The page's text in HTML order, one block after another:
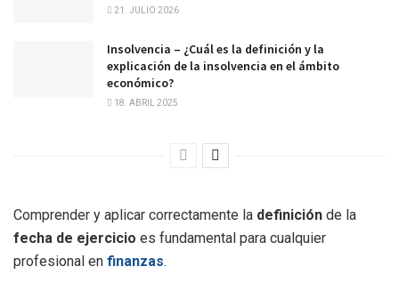
21. JULIO 2026
Insolvencia – ¿Cuál es la definición y la
explicación de la insolvencia en el ámbito
económico?
18. ABRIL 2025
Comprender y aplicar correctamente la definición de la
fecha de ejercicio es fundamental para cualquier
profesional en finanzas.